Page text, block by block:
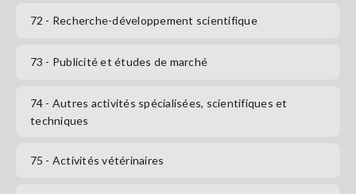
72 - Recherche-développement scientifique
73 - Publicité et études de marché
74 - Autres activités spécialisées, scientifiques et
techniques
75 - Activités vétérinaires